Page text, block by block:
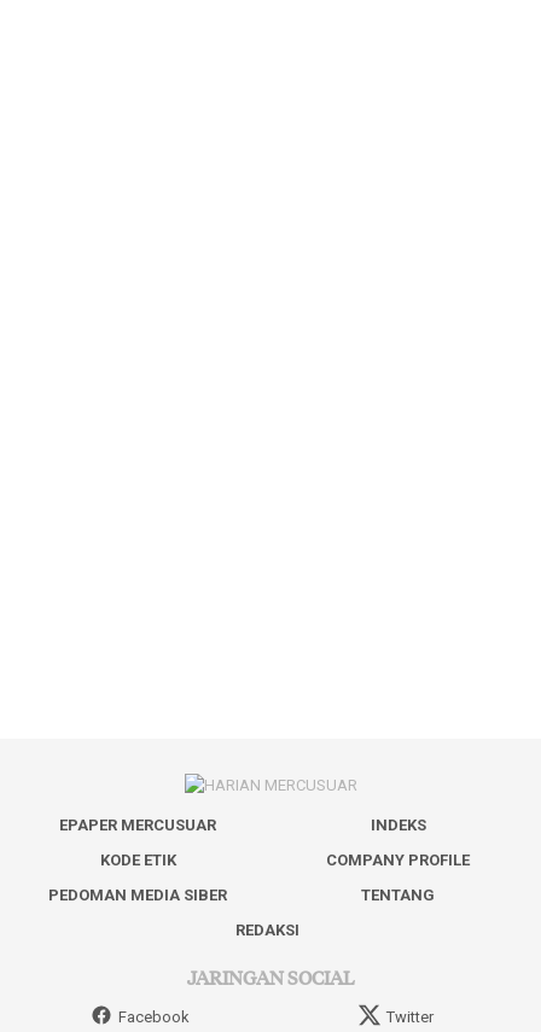
EPAPER MERCUSUAR
INDEKS
KODE ETIK
COMPANY PROFILE
PEDOMAN MEDIA SIBER
TENTANG
REDAKSI
JARINGAN SOCIAL
Facebook Twitter